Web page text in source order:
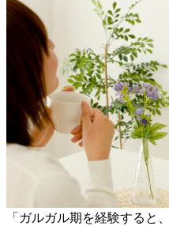
「ガルガル期を経験すると